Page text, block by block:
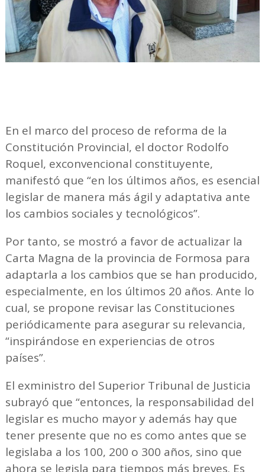
En el marco del proceso de reforma de la
Constitución Provincial, el doctor Rodolfo
Roquel, exconvencional constituyente,
manifestó que “en los últimos años, es esencial
legislar de manera más ágil y adaptativa ante
los cambios sociales y tecnológicos”.
Por tanto, se mostró a favor de actualizar la
Carta Magna de la provincia de Formosa para
adaptarla a los cambios que se han producido,
especialmente, en los últimos 20 años. Ante lo
cual, se propone revisar las Constituciones
periódicamente para asegurar su relevancia,
“inspirándose en experiencias de otros
países”.
El exministro del Superior Tribunal de Justicia
subrayó que “entonces, la responsabilidad del
legislar es mucho mayor y además hay que
tener presente que no es como antes que se
legislaba a los 100, 200 o 300 años, sino que
ahora se legisla para tiempos más breves. Es